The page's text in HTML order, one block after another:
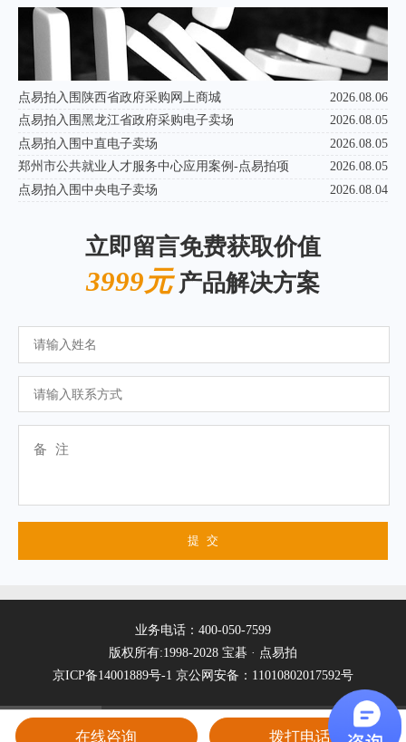
点易拍入围陕西省政府采购网上商城
2026.08.06
点易拍入围黑龙江省政府采购电子卖场
2026.08.05
点易拍入围中直电子卖场
2026.08.05
郑州市公共就业人才服务中心应用案例-点易拍项
2026.08.05
点易拍入围中央电子卖场
2026.08.04
立即留言免费获取价值
3999元产品解决方案
业务电话：400-050-7599
版权所有:1998-2028 宝碁 · 点易拍
京ICP备14001889号-1 京公网安备：11010802017592号
在线咨询 拨打电话